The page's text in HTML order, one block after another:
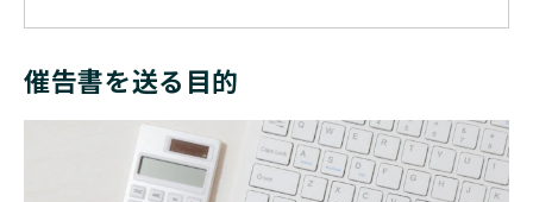
催告書を送る目的